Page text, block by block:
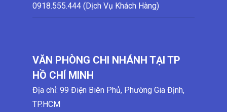
0918.555.444 (Dịch Vụ Khách Hàng)
VĂN PHÒNG CHI NHÁNH TẠI TP
HỒ CHÍ MINH
Địa chỉ: 99 Điện Biên Phủ, Phường Gia Định,
TP.HCM